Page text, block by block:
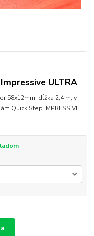
ULTRA
58x12mm, dĺžka 2,4 m, v
Quick Step IMPRESSIVE